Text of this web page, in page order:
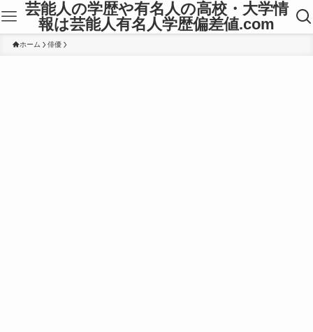
芸能人の学歴や有名人の高校・大学情
報は芸能人有名人学歴偏差値.com
ホーム 俳優